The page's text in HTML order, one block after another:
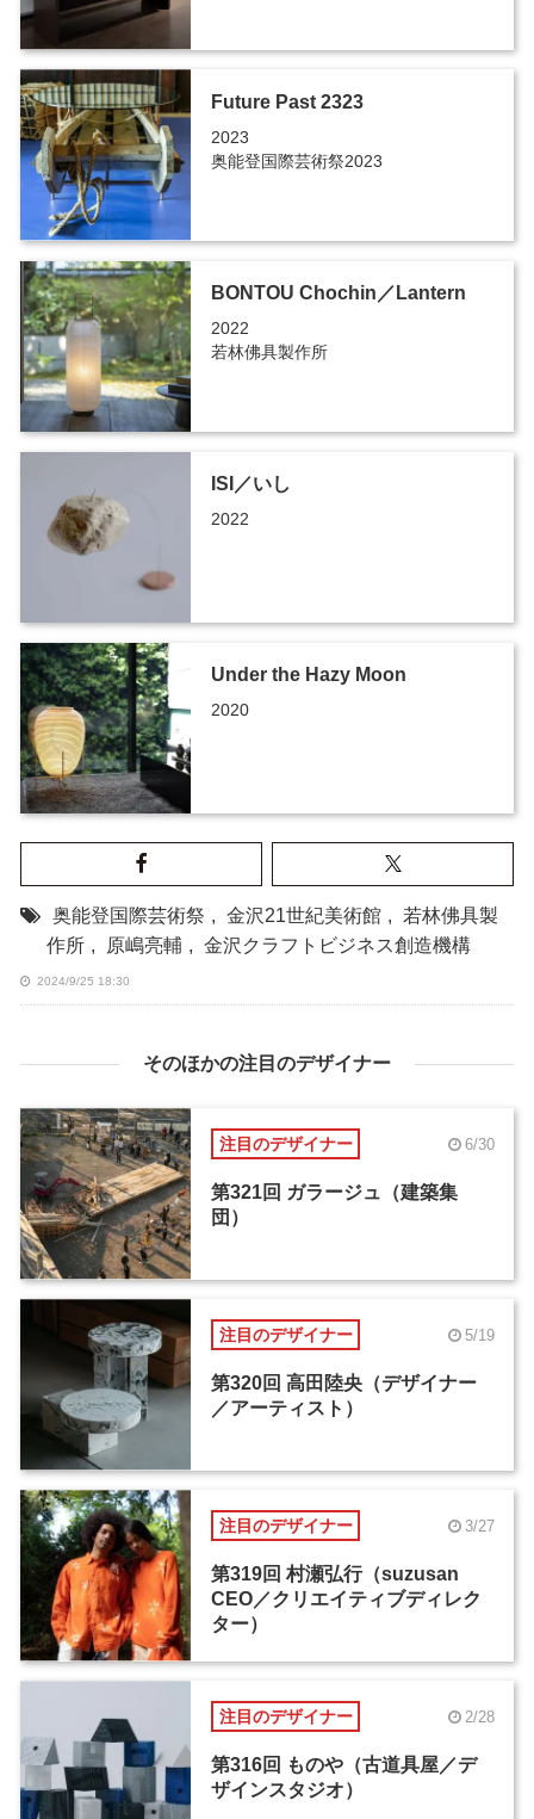
Future Past 2323
2023
奥能登国際芸術祭2023
BONTOU Chochin／Lantern
2022
若林佛具製作所
ISI／いし
2022
Under the Hazy Moon
2020
奥能登国際芸術祭 , 金沢21世紀美術館 ,
若林佛具製
作所 , 原嶋亮輔 , 金沢クラフトビジネス創造機構
2024/9/25 18:30
そのほかの注目のデザイナー
注目のデザイナー 6/30
第321回 ガラージュ（建築集
団）
注目のデザイナー 5/19
第320回 高田陸央（デザイナー
／アーティスト）
注目のデザイナー 3/27
第319回 村瀬弘行（suzusan
CEO／クリエイティブディレク
ター）
注目のデザイナー 2/28
第316回 ものや（古道具屋／デ
ザインスタジオ）